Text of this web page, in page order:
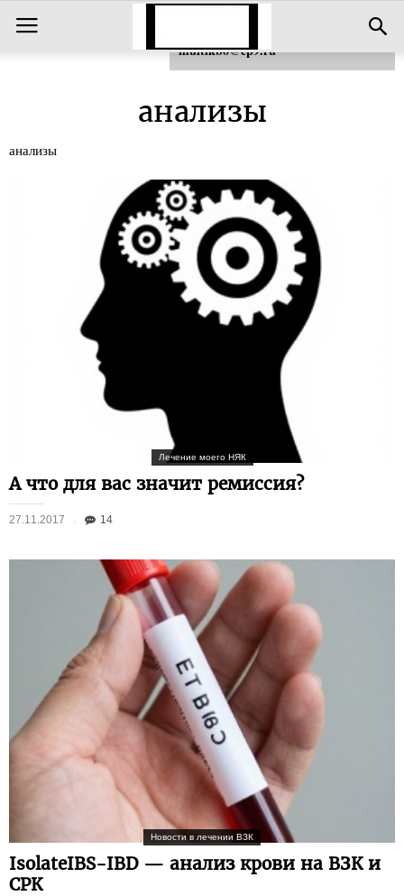
анализы
анализы
Лечение моего НЯК
А что для вас значит ремиссия?
27.11.2017 14
Новости в лечении ВЗК
IsolateIBS-IBD — анализ крови на ВЗК и
СРК
Для любых предложений по сайту:
multikbo@cp9.ru